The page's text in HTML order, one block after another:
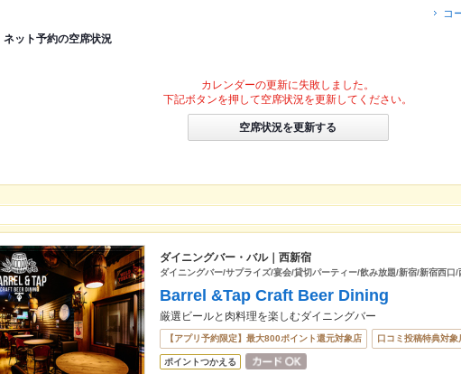
コ
ネット予約の空席状況
カレンダーの更新に失敗しました。
下記ボタンを押して空席状況を更新してください。
空席状況を更新する
ダイニングバー・バル｜西新宿
ダイニングバー/サプライズ/宴会/貸切パーティー/飲み放題/新宿/新宿西口/
Barrel &Tap Craft Beer Dining
厳選ビールと肉料理を楽しむダイニングバー
【アプリ予約限定】最大800ポイント還元対象店 口コミ投稿特典対象
ポイントつかえる